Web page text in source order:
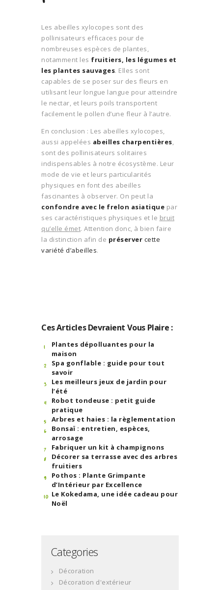
Les abeilles xylocopes sont des
pollinisateurs efficaces pour de
nombreuses espèces de plantes,
notamment les fruitiers, les légumes et
les plantes sauvages. Elles sont
capables de se poser sur des fleurs en
utilisant leur longue langue pour atteindre
le nectar, et leurs poils transportent
facilement le pollen d’une fleur à l’autre.
En conclusion : Les abeilles xylocopes,
aussi appelées abeilles charpentières,
sont des pollinisateurs solitaires
indispensables à notre écosystème. Leur
mode de vie et leurs particularités
physiques en font des abeilles
fascinantes à observer. On peut la
confondre avec le frelon asiatique par
ses caractéristiques physiques et le bruit
qu’elle émet. Attention donc, à bien faire
la distinction afin de préserver cette
variété d’abeilles.
Ces Articles Devraient Vous Plaire :
Plantes dépolluantes pour la
maison
Spa gonflable : guide pour tout
savoir
Les meilleurs jeux de jardin pour
l’été
Robot tondeuse : petit guide
pratique
Arbres et haies : la règlementation
Bonsaï : entretien, espèces,
arrosage
Fabriquer un kit à champignons
Décorer sa terrasse avec des arbres
fruitiers
Pothos : Plante Grimpante
d’Intérieur par Excellence
Le Kokedama, une idée cadeau pour
Noël
Categories
Décoration
Décoration d'extérieur